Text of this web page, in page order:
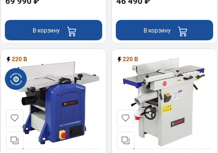
В корзину В корзину
220 В 220 В